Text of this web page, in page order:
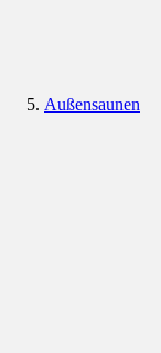
Außensaunen